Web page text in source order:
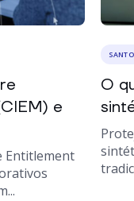
e
Entitlement
O